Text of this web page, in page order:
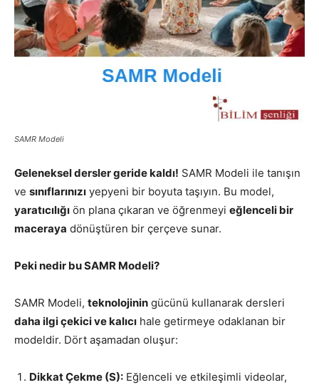
SAMR Modeli
Geleneksel dersler geride kaldı! SAMR Modeli ile tanışın
ve sınıflarınızı yepyeni bir boyuta taşıyın. Bu model,
yaratıcılığı ön plana çıkaran ve öğrenmeyi eğlenceli bir
maceraya dönüştüren bir çerçeve sunar.
Peki nedir bu SAMR Modeli?
SAMR Modeli, teknolojinin gücünü kullanarak dersleri
daha ilgi çekici ve kalıcı hale getirmeye odaklanan bir
modeldir. Dört aşamadan oluşur:
Dikkat Çekme (S): Eğlenceli ve etkileşimli videolar,